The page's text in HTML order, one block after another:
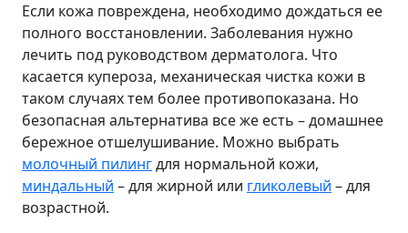
Если кожа повреждена, необходимо дождаться ее
полного восстановлении. Заболевания нужно
лечить под руководством дерматолога. Что
касается купероза, механическая чистка кожи в
таком случаях тем более противопоказана. Но
безопасная альтернатива все же есть – домашнее
бережное отшелушивание. Можно выбрать
молочный пилингдля нормальной кожи,
миндальный – для жирной или гликолевый – для
возрастной.